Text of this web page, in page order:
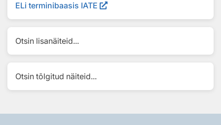
ELi terminibaasis IATE
Otsin lisanäiteid...
Otsin tõlgitud näiteid...